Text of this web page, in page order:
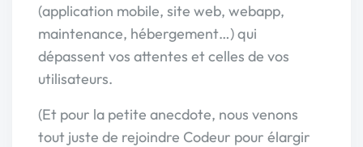
(application mobile, site web, webapp,
maintenance, hébergement…) qui
dépassent vos attentes et celles de vos
utilisateurs.
(Et pour la petite anecdote, nous venons
tout juste de rejoindre Codeur pour élargir